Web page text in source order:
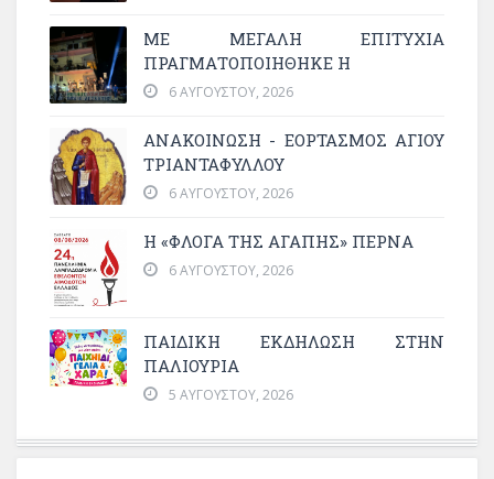
ΜΕ ΜΕΓΆΛΗ ΕΠΙΤΥΧΊΑ
ΠΡΑΓΜΑΤΟΠΟΙΉΘΗΚΕ Η
6 ΑΥΓΟΎΣΤΟΥ, 2026
ΑΝΑΚΟΙΝΩΣΗ - ΕΟΡΤΑΣΜΟΣ ΑΓΙΟΥ
ΤΡΙΑΝΤΑΦΥΛΛΟΥ
6 ΑΥΓΟΎΣΤΟΥ, 2026
Η «ΦΛΌΓΑ ΤΗΣ ΑΓΆΠΗΣ» ΠΕΡΝΆ
6 ΑΥΓΟΎΣΤΟΥ, 2026
ΠΑΙΔΙΚΗ ΕΚΔΗΛΩΣΗ ΣΤΗΝ
ΠΑΛΙΟΥΡΙΑ
5 ΑΥΓΟΎΣΤΟΥ, 2026